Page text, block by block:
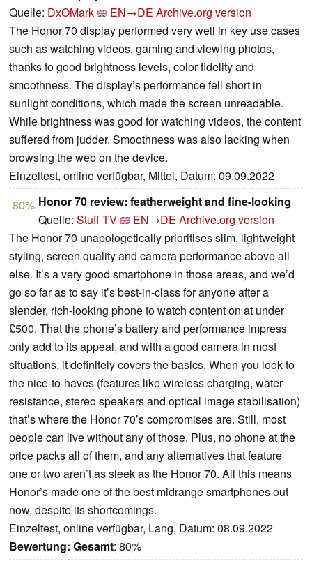
Quelle: DxOMark EN→DE Archive.org version
The Honor 70 display performed very well in key use cases
such as watching videos, gaming and viewing photos,
thanks to good brightness levels, color fidelity and
smoothness. The display’s performance fell short in
sunlight conditions, which made the screen unreadable.
While brightness was good for watching videos, the content
suffered from judder. Smoothness was also lacking when
browsing the web on the device.
Einzeltest, online verfügbar, Mittel, Datum: 09.09.2022
80% Honor 70 review: featherweight and fine-looking
Quelle: Stuff TV EN→DE Archive.org version
The Honor 70 unapologetically prioritises slim, lightweight
styling, screen quality and camera performance above all
else. It’s a very good smartphone in those areas, and we’d
go so far as to say it’s best-in-class for anyone after a
slender, rich-looking phone to watch content on at under
£500. That the phone’s battery and performance impress
only add to its appeal, and with a good camera in most
situations, it definitely covers the basics. When you look to
the nice-to-haves (features like wireless charging, water
resistance, stereo speakers and optical image stabilisation)
that’s where the Honor 70’s compromises are. Still, most
people can live without any of those. Plus, no phone at the
price packs all of them, and any alternatives that feature
one or two aren’t as sleek as the Honor 70. All this means
Honor’s made one of the best midrange smartphones out
now, despite its shortcomings.
Einzeltest, online verfügbar, Lang, Datum: 08.09.2022
Bewertung: Gesamt: 80%